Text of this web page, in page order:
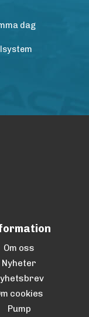
dag
Om oss
Nyheter
cookies
Pump